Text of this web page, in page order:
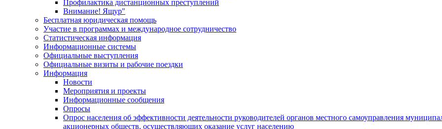
Профилактика дистанционных преступлений
Внимание! Ящур"
Бесплатная юридическая помощь
Участие в программах и международное сотрудничество
Статистическая информация
Информационные системы
Официальные выступления
Официальные визиты и рабочие поездки
Информация
Новости
Мероприятия и проекты
Информационные сообщения
Опросы
Опрос населения об эффективности деятельности руководителей органов местного самоуправления
акционерных обществ, осуществляющих оказание услуг населению